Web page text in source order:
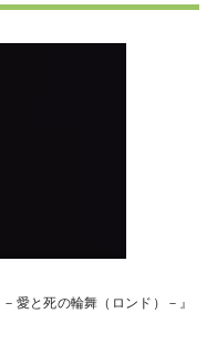
愛と死の輪舞（ロンド）－』